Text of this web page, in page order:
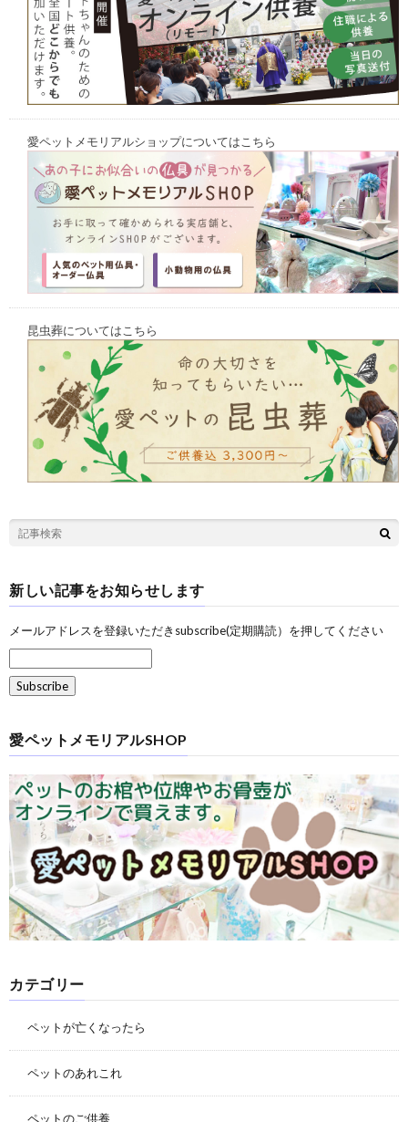
愛ペットメモリアルショップについてはこちら
昆虫葬についてはこちら
新しい記事をお知らせします
メールアドレスを登録いただきsubscribe(定期購読）を押してください
愛ペットメモリアルSHOP
カテゴリー
ペットが亡くなったら
ペットのあれこれ
ペットのご供養